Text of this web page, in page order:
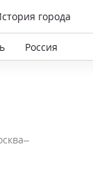
города
Россия